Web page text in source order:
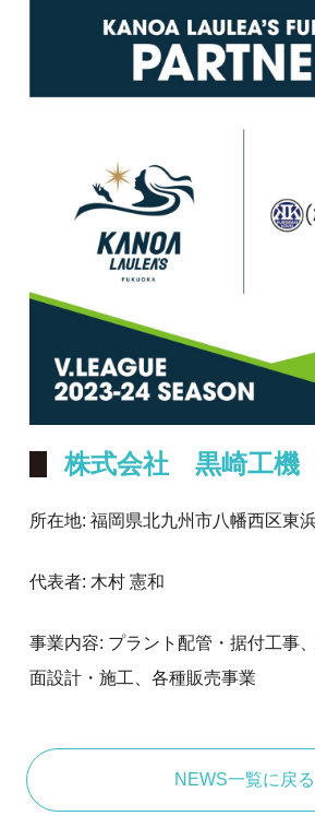
株式会社 黒崎工機
所在地: 福岡県北九州市八幡西区東
代表者: 木村 憲和
事業内容: プラント配管・据付工事
面設計・施工、各種販売事業
NEWS一覧に戻る